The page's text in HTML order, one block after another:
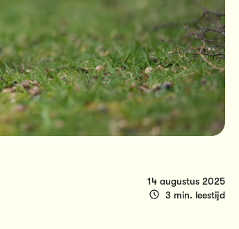
14 augustus 2025
3 min. leestijd